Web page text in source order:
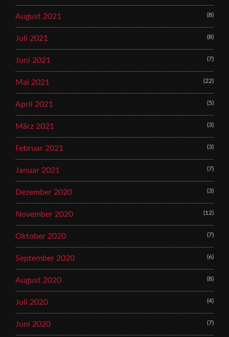
August 2021 (8)
Juli 2021 (8)
Juni 2021 (7)
Mai 2021 (22)
April 2021 (5)
März 2021 (3)
Februar 2021 (3)
Januar 2021 (7)
Dezember 2020 (3)
November 2020 (12)
Oktober 2020 (7)
September 2020 (6)
August 2020 (8)
Juli 2020 (4)
Juni 2020 (7)